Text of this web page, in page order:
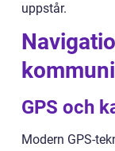
uppstår.
GPS och
Modern GPS-